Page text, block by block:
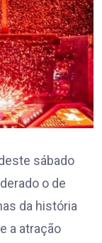
sábado
o de
da história
a atração